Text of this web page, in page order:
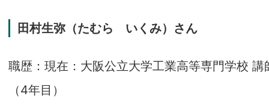
田村生弥（たむら いくみ）さん
職歴：現在：大阪公立大学工業高等専門学校 講
（4年目）